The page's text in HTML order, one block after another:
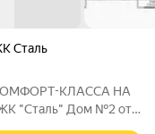
Сталь
KЛАСCA HA
"Сталь" Дом №2 от